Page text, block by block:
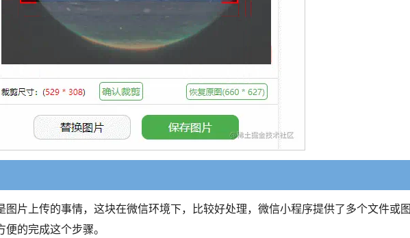
图片上传的事情，这块在微信环境下，比较好处理，微信小程序提供了多个文件或图
的完成这个步骤。